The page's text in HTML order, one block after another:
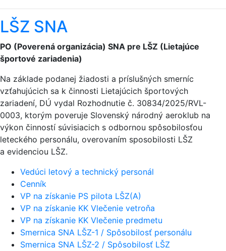
LŠZ SNA
PO (Poverená organizácia) SNA pre LŠZ (Lietajúce
športové zariadenia)
Na základe podanej žiadosti a príslušných smerníc
vzťahujúcich sa k činnosti Lietajúcich športových
zariadení, DÚ vydal Rozhodnutie č. 30834/2025/RVL-
0003, ktorým poveruje Slovenský národný aeroklub na
výkon činností súvisiacich s odbornou spôsobilosťou
leteckého personálu, overovaním sposobilosti LŠZ
a evidenciou LŠZ.
Vedúci letový a technický personál
Cenník
VP na získanie PS pilota LŠZ(A)
VP na získanie KK Vlečenie vetroňa
VP na získanie KK Vlečenie predmetu
Smernica SNA LŠZ-1 / Spôsobilosť personálu
Smernica SNA LŠZ-2 / Spôsobilosť LŠZ